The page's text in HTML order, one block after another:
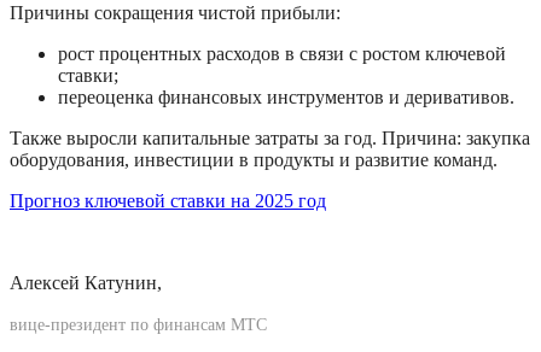
Причины сокращения чистой прибыли:
рост процентных расходов в связи с ростом ключевой
ставки;
переоценка финансовых инструментов и деривативов.
Также выросли капитальные затраты за год. Причина: закупка
оборудования, инвестиции в продукты и развитие команд.
Прогноз ключевой ставки на 2025 год
Алексей Катунин,
вице-президент по финансам МТС